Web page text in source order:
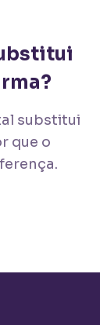
substitui
que o